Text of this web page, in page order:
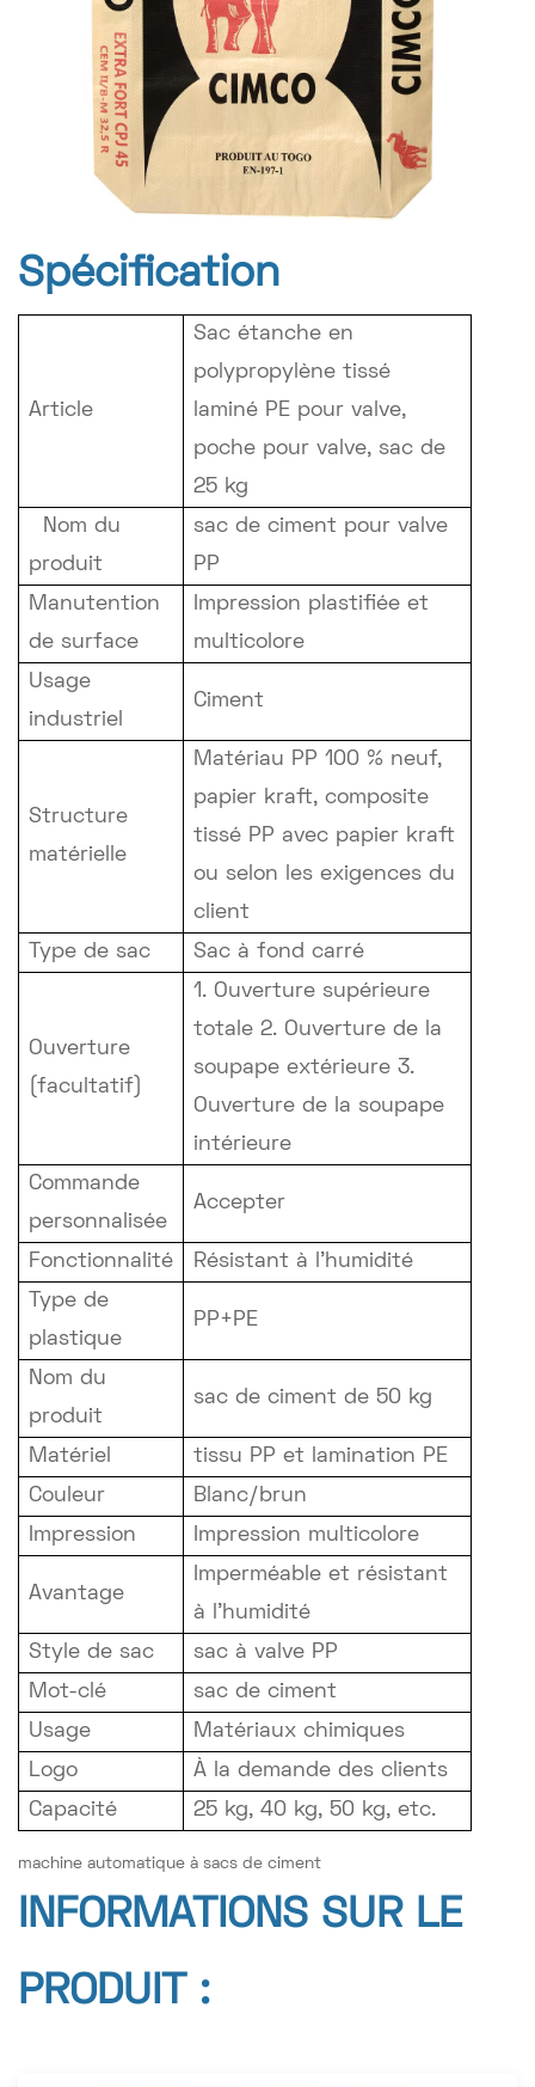
Spécification
Article
Sac étanche en
polypropylène tissé
laminé PE pour valve,
poche pour valve, sac de
25 kg
Nom du
produit
sac de ciment pour valve
PP
Manutention
de surface
Impression plastifiée et
multicolore
Usage
industriel
Ciment
Structure
matérielle
Matériau PP 100 % neuf,
papier kraft, composite
tissé PP avec papier kraft
ou selon les exigences du
client
Type de sac
Sac à fond carré
Ouverture
(facultatif)
1. Ouverture supérieure
totale 2. Ouverture de la
soupape extérieure 3.
Ouverture de la soupape
intérieure
Commande
personnalisée
Accepter
Fonctionnalité
Résistant à l'humidité
Type de
plastique
PP+PE
Nom du
produit
sac de ciment de 50 kg
Matériel
tissu PP et lamination PE
Couleur
Blanc/brun
Impression
Impression multicolore
Avantage
Imperméable et résistant
à l'humidité
Style de sac
sac à valve PP
Mot-clé
sac de ciment
Usage
Matériaux chimiques
Logo
À la demande des clients
Capacité
25 kg, 40 kg, 50 kg, etc.
machine automatique à sacs de ciment
INFORMATIONS SUR LE
PRODUIT :